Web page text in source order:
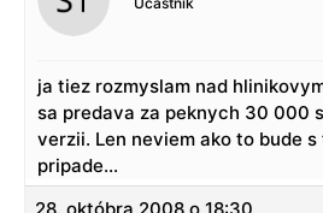
ja tiez rozmyslam nad
sa predava za peknych 30 000
verzii. Len neviem ako to bude
pripade…